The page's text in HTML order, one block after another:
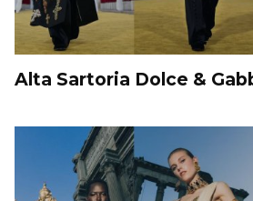
Alta Sartoria Dolce &